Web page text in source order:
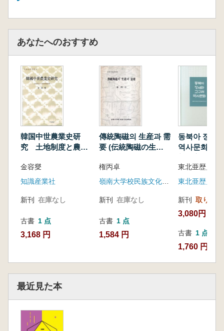
あなたへのおすすめ
韓国中世農業史研
究 土地制度と農業
金容燮
知識産業社
新刊 在庫なし
古書 1 点
3,168 円
傳統陶磁의 生産과 需
要 (伝統陶磁の生産
権丙卓
新刊 在庫なし
古書 1 点
1,584 円
동북아 정세
역사문화 (東
東北亜歴史財
新刊 取り寄せ
3,080円
古書 1 点
1,760 円
最近見た本